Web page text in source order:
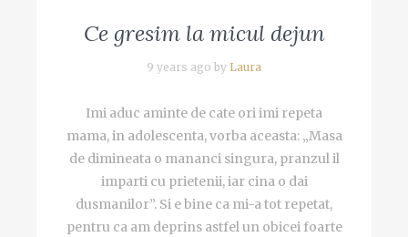
Ce gresim la micul dejun
9 years ago by Laura
Imi aduc aminte de cate ori imi repeta
mama, in adolescenta, vorba aceasta: „Masa
de dimineata o mananci singura, pranzul il
imparti cu prietenii, iar cina o dai
dusmanilor”. Si e bine ca mi-a tot repetat,
pentru ca am deprins astfel un obicei foarte